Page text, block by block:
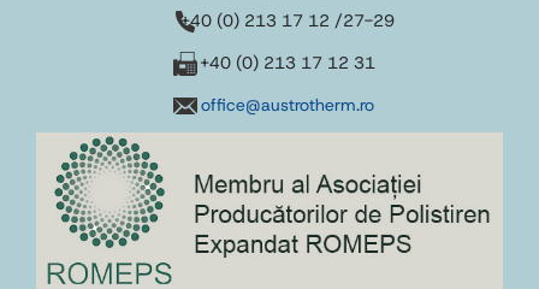
+40 (0) 213 17 12 /27-29
+40 (0) 213 17 12 31
office@austrotherm.ro